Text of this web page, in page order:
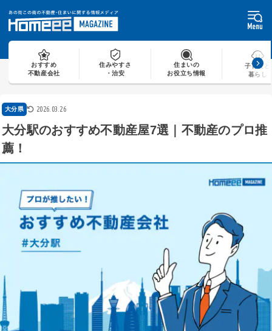
おすすめ
不動産会社
住みやすさ
・治安
住まいの
お役立ち情報
子育てと
暮らし
大分県 2026.03.26
大分駅のおすすめ不動産屋7選｜不動産のプロ推
薦！